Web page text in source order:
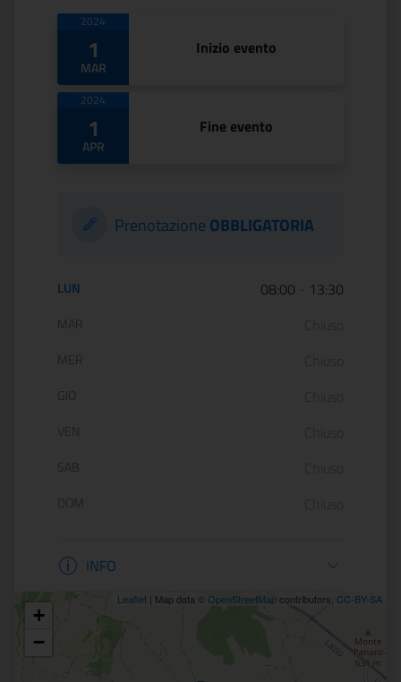
Date di apertura
2024
1
MAR
Inizio evento
2024
1
APR
Fine evento
Prenotazione OBBLIGATORIA
Orario di apertura:
LUN 08:00 13:30
MAR
MER
GIO
VEN
SAB
DOM
Informazioni apertura
INFO
Posizione
+
−
Leaflet | Map data © OpenStreetMapcontributors, CC-BY-SA